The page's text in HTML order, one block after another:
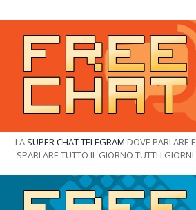
LA SUPER CHAT TELEGRAM DOVE PARLARE E
SPARLARE TUTTO IL GIORNO TUTTI I GIORNI